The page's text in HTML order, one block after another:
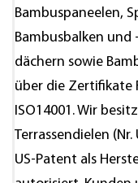
Bambuspaneelen,
Bambusbalken und
dächern sowie
über die Zertifikate
ISO14001. Wir
Terrassendielen
US-Patent als